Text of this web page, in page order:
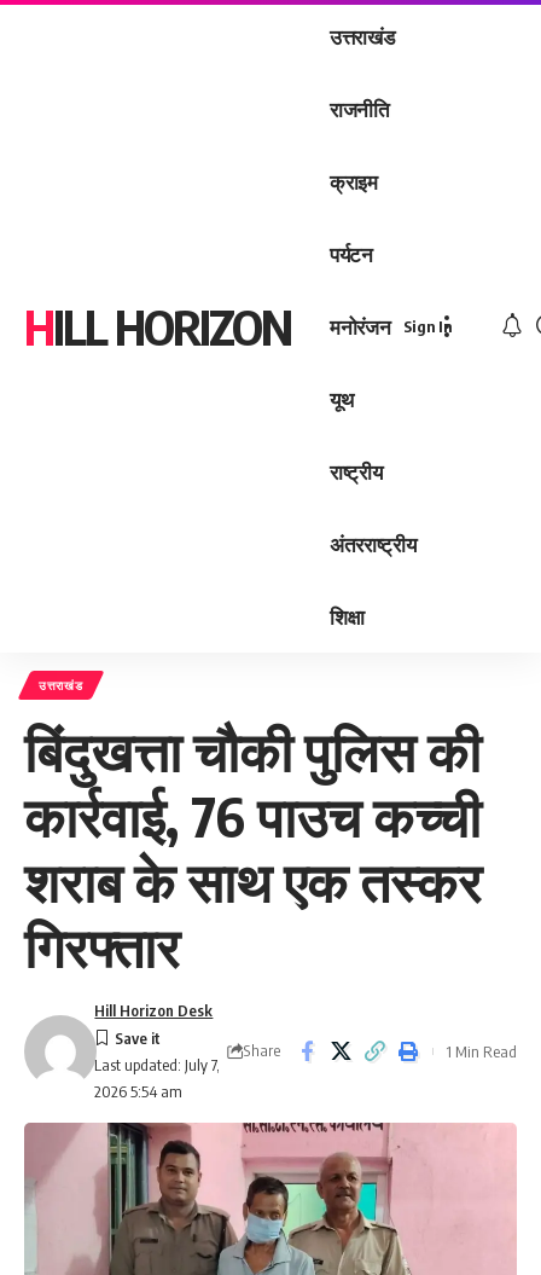
HILL HORIZON
उत्तराखंड
राजनीति
क्राइम
पर्यटन
मनोरंजन
यूथ
राष्ट्रीय
अंतरराष्ट्रीय
शिक्षा
Sign In
उत्तराखंड
बिंदुखत्ता चौकी पुलिस की
कार्रवाई, 76 पाउच कच्ची
शराब के साथ एक तस्कर
गिरफ्तार
Last updated: July 7,
2026 5:54 am
Hill Horizon Desk
Share 1 Min Read